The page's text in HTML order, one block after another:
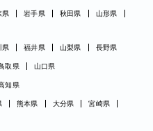
県 岩手県 秋田県
山形県
県 福井県 山梨県 長野県
取県 山口県
知県
熊本県 大分県
宮崎県